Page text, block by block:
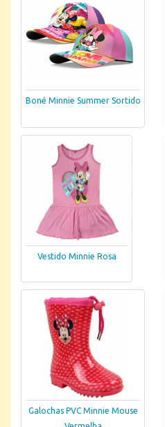
Boné Minnie Summer Sortido
Vestido Minnie Rosa
Galochas PVC Minnie Mouse